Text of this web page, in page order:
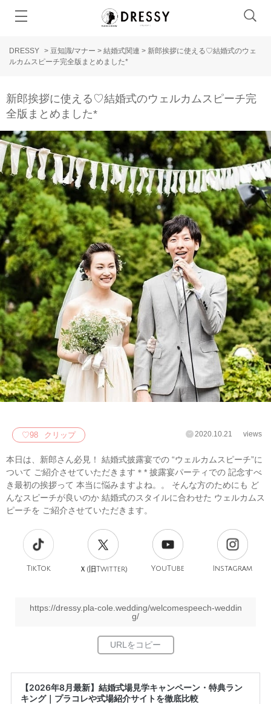
DRESSY > 豆知識/マナー > 結婚式関連 > 新郎挨拶に使える♡結婚式のウェ
ルカムスピーチ完全版まとめました*
新郎挨拶に使える♡結婚式のウェルカムスピーチ完
全版まとめました*
♡98 クリップ 2020.10.21 views
本日は、新郎さん必見！ 結婚式披露宴での “ウェルカムスピーチ”に
ついて ご紹介させていただきます＊* 披露宴パーティでの 記念すべ
き最初の挨拶って 本当に悩みますよね。。 そんな方のためにも ど
んなスピーチが良いのか 結婚式のスタイルに合わせた ウェルカムス
ピーチを ご紹介させていただきます。
TikTok Ｘ(旧Twitter) YouTube Instagram
https://dressy.pla-cole.wedding/welcomespeech-weddin
g/
【2026年8月最新】結婚式場見学キャンペーン・特典ラン
キング｜プラコレや式場紹介サイトを徹底比較